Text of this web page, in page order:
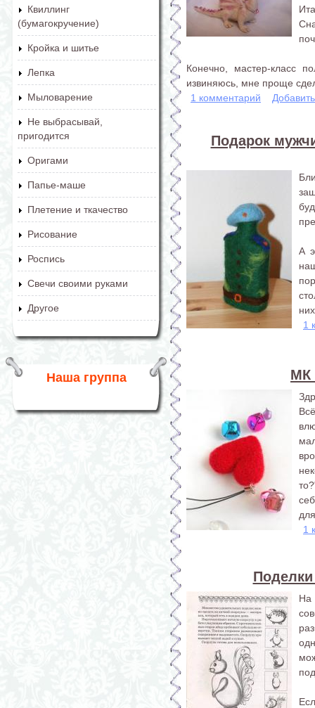
Квиллинг
(бумагокручение)
Кройка и шитье
Лепка
Мыловарение
Не выбрасывай,
пригодится
Оригами
Папье-маше
Плетение и ткачество
Рисование
Роспись
Свечи своими руками
Другое
Наша группа
Конечно, мастер-класс
извиняюсь, мне проще
1 комментарий
Подарок
А
1
МК
1
На